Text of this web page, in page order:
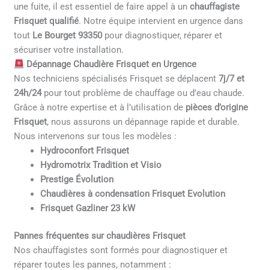
une fuite, il est essentiel de faire appel à unchauffagiste
Frisquet qualifié. Notre équipe intervient en urgence dans
tout Le Bourget 93350 pour diagnostiquer, réparer et
sécuriser votre installation.
Dépannage Chaudière Frisquet en Urgence
Nos techniciens spécialisés Frisquet se déplacent7j/7 et
24h/24pour tout problème de chauffage ou d’eau chaude.
Grâce à notre expertise et à l’utilisation de pièces d’origine
Frisquet, nous assurons un dépannage rapide et durable.
Nous intervenons sur tous les modèles :
Hydroconfort Frisquet
Hydromotrix Tradition et Visio
Prestige Évolution
Chaudières à condensation Frisquet Evolution
Frisquet Gazliner 23 kW
Pannes fréquentes sur chaudières Frisquet
Nos chauffagistes sont formés pour diagnostiquer et
réparer toutes les pannes, notamment :